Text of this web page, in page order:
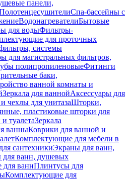
панели,
Спа-бассейны с
ВодонагревателиБытовые
для водыФильтры-
для проточных
системы
для магистральных фильтров,
полипропиленовыеФитинги
баки,
ванной комнаты и
Зеркала для ваннойАксессуары для
чехлы для унитазаШторки,
пластиковые шторки для
туалетаЗеркала
ванныКоврики для ванной и
Комплектующие для мебели в
сантехникиЭкраны для ванн,
ванн, душевых
ваннПлинтусы для
Комплектующие для